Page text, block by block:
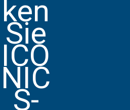
ken
Sie
ICO
NIC
S-